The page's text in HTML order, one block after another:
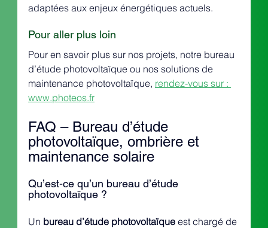
adaptées aux enjeux énergétiques actuels.
Pour aller plus loin
Pour en savoir plus sur nos projets, notre bureau
d’étude photovoltaïque ou nos solutions de
maintenance photovoltaïque, rendez-vous sur :
www.photeos.fr
FAQ – Bureau d’étude
photovoltaïque, ombrière et
maintenance solaire
Qu’est-ce qu’un bureau d’étude
photovoltaïque ?
Un bureau d’étude photovoltaïque est chargé de